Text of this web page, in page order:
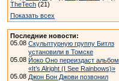
TheTech (21)
Показать всех
Последние новости:
05.08 Скульптурную группу Битлз
установили в Томске
05.08 Йоко Оно переиздаст альбом
«It’s Alright (I See Rainbows)»
05.08 Джон Бон Джови позвонил